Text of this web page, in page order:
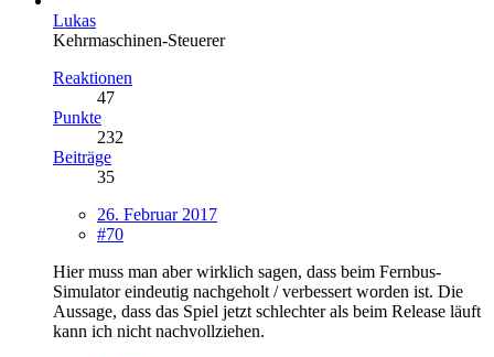
Lukas
Kehrmaschinen-Steuerer
Reaktionen
47
Punkte
232
Beiträge
35
26. Februar 2017
#70
Hier muss man aber wirklich sagen, dass beim Fernbus-
Simulator eindeutig nachgeholt / verbessert worden ist. Die
Aussage, dass das Spiel jetzt schlechter als beim Release läuft
kann ich nicht nachvollziehen.